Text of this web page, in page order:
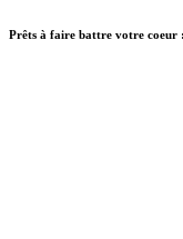
Prêts à faire battre votre coeur :